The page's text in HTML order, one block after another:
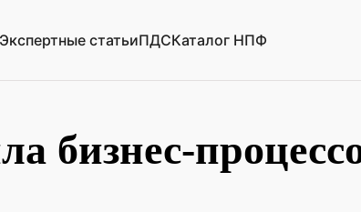
Экспертные статьиПДСКаталог НПФ
бизнес-